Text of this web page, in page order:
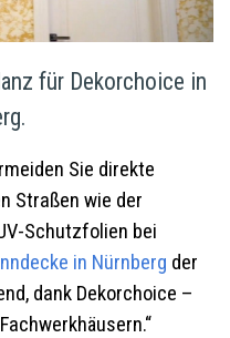
für Dekorchoice in
Sie direkte
Straßen wie der
Schutzfolien bei
in Nürnberg der
dank Dekorchoice –